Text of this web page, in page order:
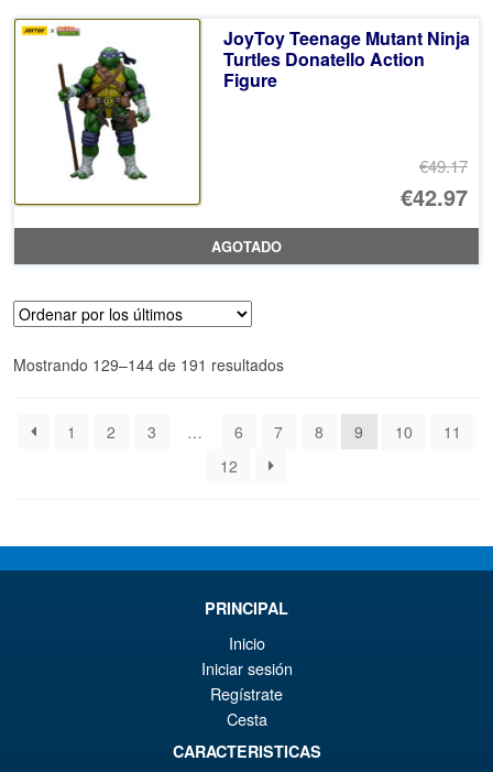
JoyToy Teenage Mutant Ninja
Turtles Donatello Action
Figure
€49.17
El
€42.97
El
AGOTADO
Mostrando 129–144 de 191 resultadosOrdenado
últimos
1 2 3 … 6 7 8 9 10
11
12
PRINCIPAL
Inicio
Iniciar sesión
Regístrate
Cesta
CARACTERISTICAS